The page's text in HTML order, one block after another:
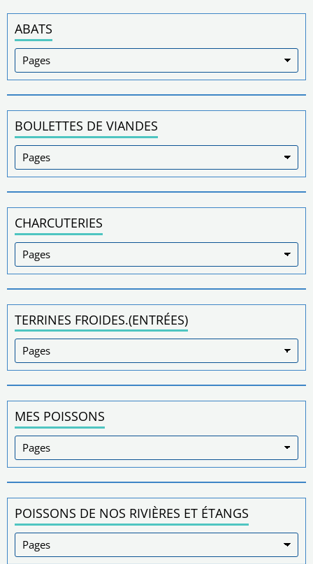
ABATS
BOULETTES DE VIANDES
CHARCUTERIES
TERRINES FROIDES.(ENTRÉES)
MES POISSONS
POISSONS DE NOS RIVIÈRES ET ÉTANGS